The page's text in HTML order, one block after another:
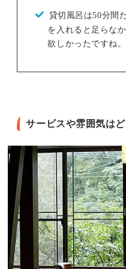
貸切風呂は50分間
を入れると足らな
欲しかったですね。
サービスや雰囲気は